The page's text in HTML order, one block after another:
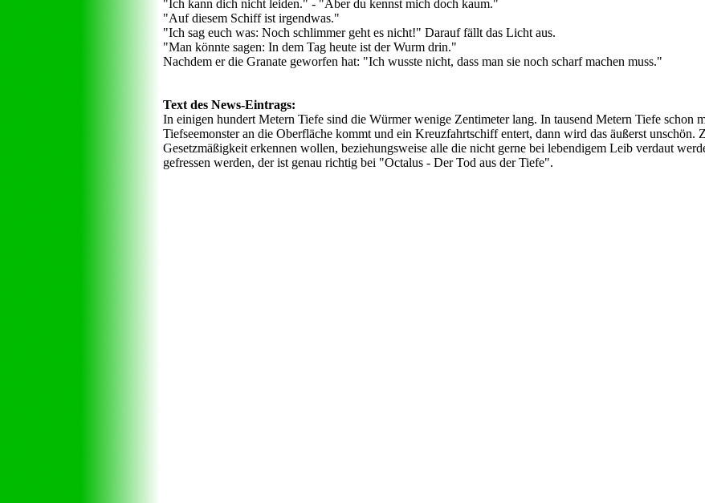
"Ich kann dich nicht leiden." - "Aber du kennst mich doch kaum."
"Auf diesem Schiff ist irgendwas."
"Ich sag euch was: Noch schlimmer geht es nicht!" Darauf fällt das Licht aus.
"Man könnte sagen: In dem Tag heute ist der Wurm drin."
Nachdem er die Granate geworfen hat: "Ich wusste nicht, dass man sie noch scharf machen muss."
Text des News-Eintrags:
In einigen hundert Metern Tiefe sind die Würmer wenige Zentimeter lang. In tausend Metern Tiefe schon
Tiefseemonster an die Oberfläche kommt und ein Kreuzfahrtschiff entert, dann wird das äußerst
Gesetzmäßigkeit erkennen wollen, beziehungsweise alle die nicht gerne bei lebendigem Leib verdaut
gefressen werden, der ist genau richtig bei "Octalus - Der Tod aus der Tiefe".